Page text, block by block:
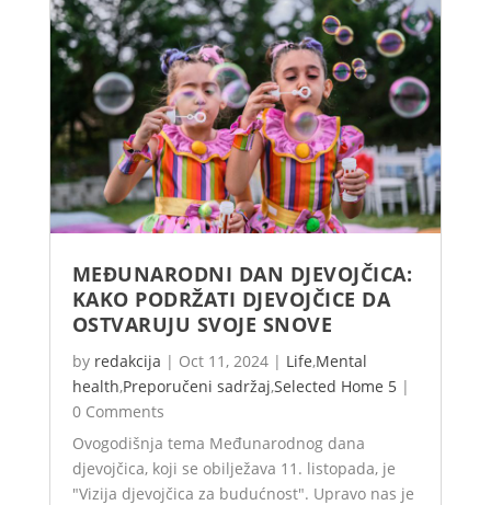
MEĐUNARODNI DAN DJEVOJČICA:
KAKO PODRŽATI DJEVOJČICE DA
OSTVARUJU SVOJE SNOVE
by redakcija | Oct 11, 2024 | Life,Mental
health,Preporučeni sadržaj,Selected Home 5 |
0 Comments
Ovogodišnja tema Međunarodnog dana
djevojčica, koji se obilježava 11. listopada, je
"Vizija djevojčica za budućnost". Upravo nas je